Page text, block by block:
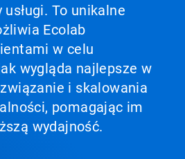
To unikalne
Ecolab
w celu
wygląda najlepsze w
i skalowania
pomagając im
wydajność.